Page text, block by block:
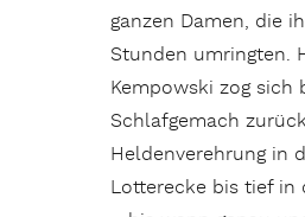
ganzen Damen, die
Stunden umringten.
Kempowski zog sich
Schlafgemach
Heldenverehrung in
Lotterecke bis tief in